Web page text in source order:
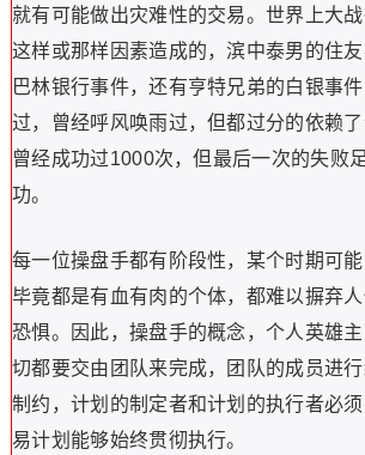
就有可能做出灾难性的交易。世界上大
这样或那样因素造成的，滨中泰男的住
巴林银行事件，还有亨特兄弟的白银事
过，曾经呼风唤雨过，但都过分的依赖
曾经成功过1000次，但最后一次的失败
功。
每一位操盘手都有阶段性，某个时期可
毕竟都是有血有肉的个体，都难以摒弃
恐惧。因此，操盘手的概念，个人英雄
切都要交由团队来完成，团队的成员进
制约，计划的制定者和计划的执行者必
易计划能够始终贯彻执行。